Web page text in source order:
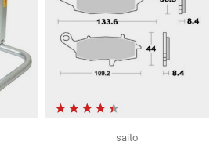
saito